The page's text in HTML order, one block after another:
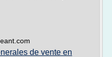
de vente en